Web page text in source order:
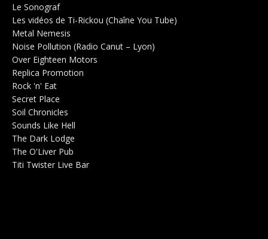
Le SonografSalle de concerts 0
Les vidéos de Ti-Rickou (Chaîne You Tube)
Metal Nemesis
Noise Pollution (Radio Canut – Lyon)
Over Eighteen Motors
Replica Promotion
Rock 'n' Eat
Secret Place
Soil Chronicles
Sounds Like Hell
The Dark Lodge
The O'Liver Pub
Titi Twister Live Bar